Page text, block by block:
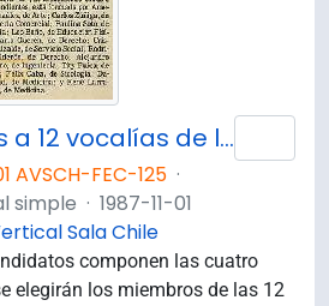
44 postulantes a 12 vocalías de la FEC
AVSCH-FEC-125 ·
simple · 1987-11-01
Sala Chile
componen las cuatro
elegirán los miembros de las 12